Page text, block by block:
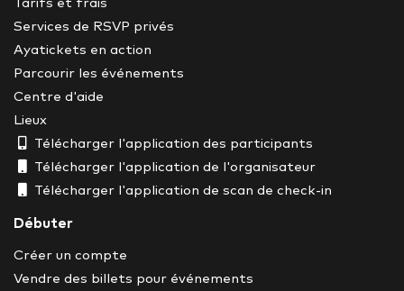
Tarifs et frais
Services de RSVP privés
Ayatickets en action
Parcourir les événements
Centre d'aide
Lieux
Télécharger l'application des participants
Télécharger l'application de l'organisateur
Télécharger l'application de scan de check-in
Débuter
Créer un compte
Vendre des billets pour événements